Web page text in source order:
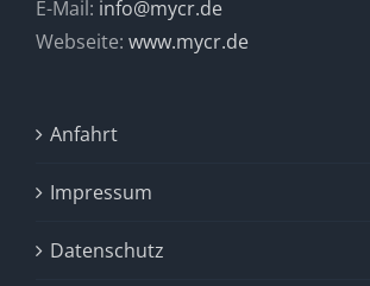
E-Mail: info@mycr.de
Webseite: www.mycr.de
Anfahrt
Impressum
Datenschutz